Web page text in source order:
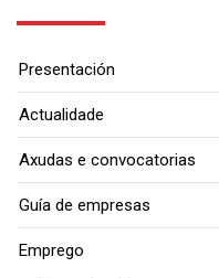
Presentación
Actualidade
Axudas e convocatorias
Guía de empresas
Emprego